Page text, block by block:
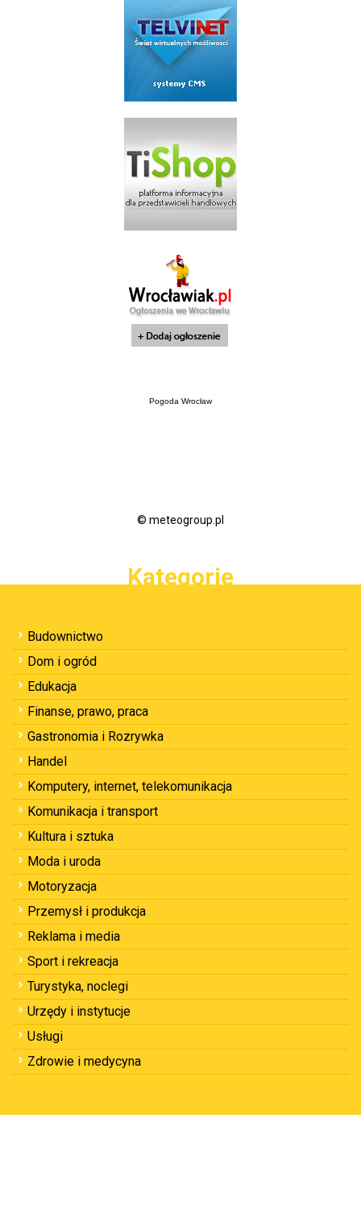
Pogoda Wrocław
© meteogroup.pl
Kategorie
Budownictwo
Dom i ogród
Edukacja
Finanse, prawo, praca
Gastronomia i Rozrywka
Handel
Komputery, internet, telekomunikacja
Komunikacja i transport
Kultura i sztuka
Moda i uroda
Motoryzacja
Przemysł i produkcja
Reklama i media
Sport i rekreacja
Turystyka, noclegi
Urzędy i instytucje
Usługi
Zdrowie i medycyna